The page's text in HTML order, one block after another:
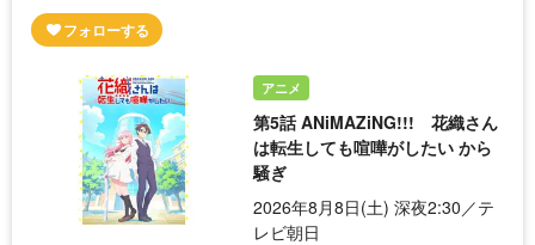
アニメ
第5話 ANiMAZiNG!!! 花織さん
は転生しても喧嘩がしたい から
騒ぎ
2026年8月8日(土) 深夜2:30／テ
レビ朝日